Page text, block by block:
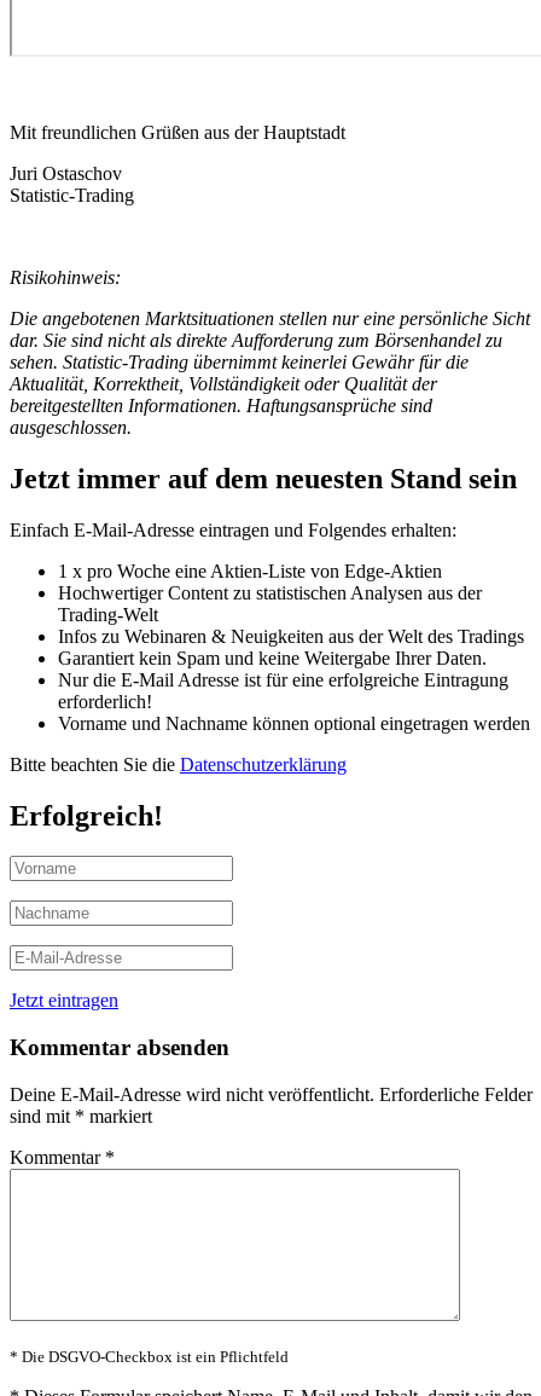
Mit freundlichen Grüßen aus der Hauptstadt
Juri Ostaschov
Statistic-Trading
Risikohinweis:
Die angebotenen Marktsituationen stellen nur eine persönliche Sicht
dar. Sie sind nicht als direkte Aufforderung zum Börsenhandel zu
sehen. Statistic-Trading übernimmt keinerlei Gewähr für die
Aktualität, Korrektheit, Vollständigkeit oder Qualität der
bereitgestellten Informationen. Haftungsansprüche sind
ausgeschlossen.
Jetzt immer auf dem neuesten Stand sein
Einfach E-Mail-Adresse eintragen und Folgendes erhalten:
1 x pro Woche eine Aktien-Liste von Edge-Aktien
Hochwertiger Content zu statistischen Analysen aus der
Trading-Welt
Infos zu Webinaren & Neuigkeiten aus der Welt des Tradings
Garantiert kein Spam und keine Weitergabe Ihrer Daten.
Nur die E-Mail Adresse ist für eine erfolgreiche Eintragung
erforderlich!
Vorname und Nachname können optional eingetragen werden
Bitte beachten Sie die Datenschutzerklärung
Erfolgreich!
Jetzt eintragen
Kommentar absenden
Deine E-Mail-Adresse wird nicht veröffentlicht. Erforderliche Felder
sind mit * markiert
Kommentar *
* Die DSGVO-Checkbox ist ein Pflichtfeld